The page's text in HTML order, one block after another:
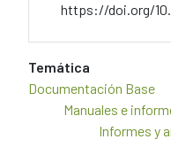
https://doi.org/
Temática
Documentación Base
Manuales e
Informes y